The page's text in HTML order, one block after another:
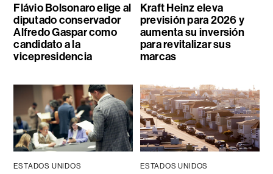
Flávio Bolsonaro elige al
diputado conservador
Alfredo Gaspar como
candidato a la
vicepresidencia
Kraft Heinz eleva
previsión para 2026 y
aumenta su inversión
para revitalizar sus
marcas
ESTADOS UNIDOS ESTADOS UNIDOS